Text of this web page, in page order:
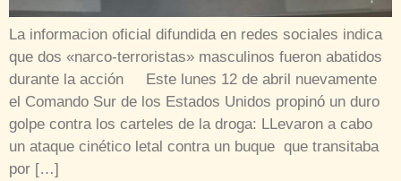
La informacion oficial difundida en redes sociales indica
que dos «narco-terroristas» masculinos fueron abatidos
durante la acción Este lunes 12 de abril nuevamente
el Comando Sur de los Estados Unidos propinó un duro
golpe contra los carteles de la droga: LLevaron a cabo
un ataque cinético letal contra un buque que transitaba
por […]